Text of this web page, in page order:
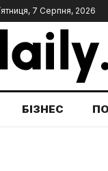
7 Серпня, 2026
БІЗНЕС